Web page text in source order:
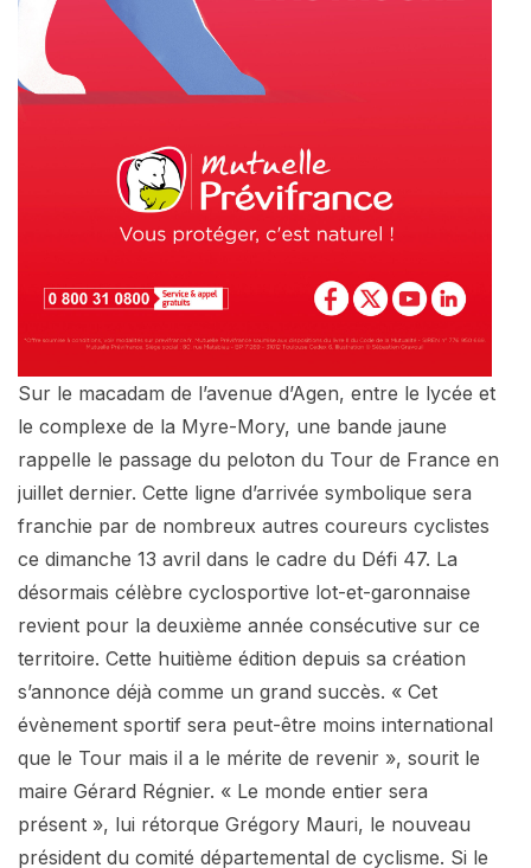
Sur le macadam de l’avenue d’Agen, entre le lycée et
le complexe de la Myre-Mory, une bande jaune
rappelle le passage du peloton du Tour de France en
juillet dernier. Cette ligne d’arrivée symbolique sera
franchie par de nombreux autres coureurs cyclistes
ce dimanche 13 avril dans le cadre du Défi 47. La
désormais célèbre cyclosportive lot-et-garonnaise
revient pour la deuxième année consécutive sur ce
territoire. Cette huitième édition depuis sa création
s’annonce déjà comme un grand succès. « Cet
évènement sportif sera peut-être moins international
que le Tour mais il a le mérite de revenir », sourit le
maire Gérard Régnier. « Le monde entier sera
présent », lui rétorque Grégory Mauri, le nouveau
président du comité départemental de cyclisme. Si le